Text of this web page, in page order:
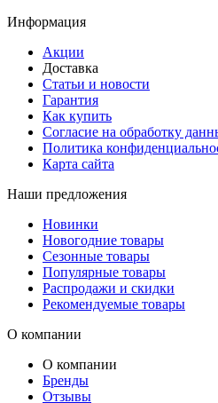
Информация
Акции
Доставка
Статьи и новости
Гарантия
Как купить
Согласие на обработку
Политика
Карта сайта
Наши предложения
Новинки
Новогодние товары
Сезонные товары
Популярные товары
Распродажи и скидки
Рекомендуемые товары
О компании
О компании
Бренды
Отзывы